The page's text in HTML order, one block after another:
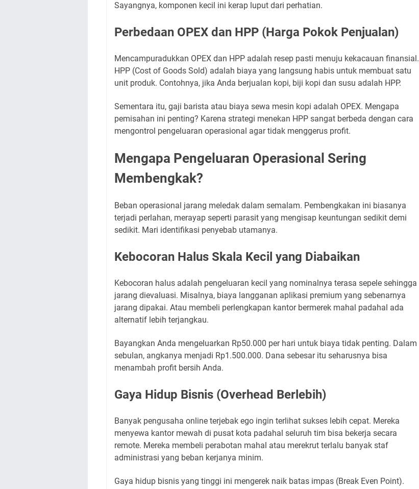
Sayangnya, komponen kecil ini kerap luput dari perhatian.
Perbedaan OPEX dan HPP (Harga Pokok Penjualan)
Mencampuradukkan OPEX dan HPP adalah resep pasti menuju kekacauan finansial.
HPP (Cost of Goods Sold) adalah biaya yang langsung habis untuk membuat satu
unit produk. Contohnya, jika Anda berjualan kopi, biji kopi dan susu adalah HPP.
Sementara itu, gaji barista atau biaya sewa mesin kopi adalah OPEX. Mengapa
pemisahan ini penting? Karena strategi menekan HPP sangat berbeda dengan cara
mengontrol pengeluaran operasional agar tidak menggerus profit.
Mengapa Pengeluaran Operasional Sering
Membengkak?
Beban operasional jarang meledak dalam semalam. Pembengkakan ini biasanya
terjadi perlahan, merayap seperti parasit yang mengisap keuntungan sedikit demi
sedikit. Mari identifikasi penyebab utamanya.
Kebocoran Halus Skala Kecil yang Diabaikan
Kebocoran halus adalah pengeluaran kecil yang nominalnya terasa sepele sehingga
jarang dievaluasi. Misalnya, biaya langganan aplikasi premium yang sebenarnya
jarang dipakai. Atau membeli perlengkapan kantor bermerek mahal padahal ada
alternatif lebih terjangkau.
Bayangkan Anda mengeluarkan Rp50.000 per hari untuk biaya tidak penting. Dalam
sebulan, angkanya menjadi Rp1.500.000. Dana sebesar itu seharusnya bisa
menambah profit bersih Anda.
Gaya Hidup Bisnis (Overhead Berlebih)
Banyak pengusaha online terjebak ego ingin terlihat sukses lebih cepat. Mereka
menyewa kantor mewah di pusat kota padahal seluruh tim bisa bekerja secara
remote. Mereka membeli perabotan mahal atau merekrut terlalu banyak staf
administrasi yang beban kerjanya minim.
Gaya hidup bisnis yang tinggi ini mengerek naik batas impas (Break Even Point).